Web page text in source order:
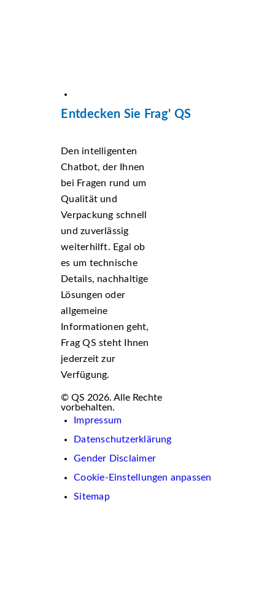
Entdecken Sie Frag' QS
Den intelligenten
Chatbot, der Ihnen
bei Fragen rund um
Qualität und
Verpackung schnell
und zuverlässig
weiterhilft. Egal ob
es um technische
Details, nachhaltige
Lösungen oder
allgemeine
Informationen geht,
Frag QS steht Ihnen
jederzeit zur
Verfügung.
© QS 2026. Alle Rechte
vorbehalten.
Impressum
Datenschutzerklärung
Gender Disclaimer
Cookie-Einstellungen anpassen
Sitemap